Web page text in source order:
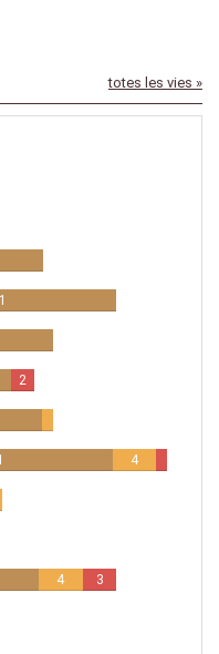
totes les vies »
2
4
4 3